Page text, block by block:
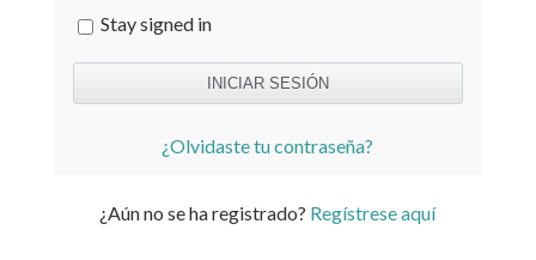
Stay signed in
¿Olvidaste tu contraseña?
¿Aún no se ha registrado? Regístrese aquí